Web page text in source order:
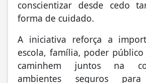
Com o tema “Proteger é um
em meio às
momentos de reflexão,
conscientizar desde cedo
forma de cuidado.